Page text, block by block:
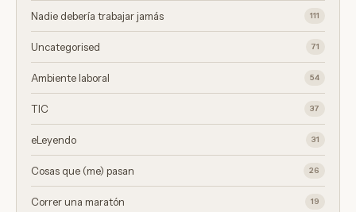
Nadie debería trabajar jamás 111
Uncategorised 71
Ambiente laboral 54
TIC 37
eLeyendo 31
Cosas que (me) pasan 26
Correr una maratón 19